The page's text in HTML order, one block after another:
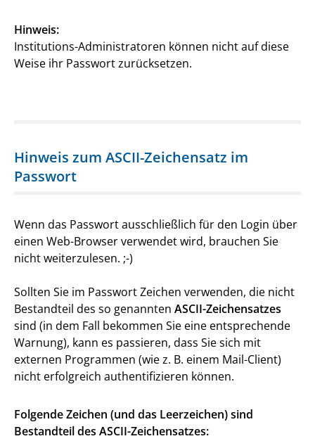
Hinweis:
Institutions-Administratoren können nicht auf diese
Weise ihr Passwort zurücksetzen.
Hinweis zum ASCII-Zeichensatz im
Passwort
Wenn das Passwort ausschließlich für den Login über
einen Web-Browser verwendet wird, brauchen Sie
nicht weiterzulesen. ;-)
Sollten Sie im Passwort Zeichen verwenden, die nicht
Bestandteil des so genannten ASCII-Zeichensatzes
sind (in dem Fall bekommen Sie eine entsprechende
Warnung), kann es passieren, dass Sie sich mit
externen Programmen (wie z. B. einem Mail-Client)
nicht erfolgreich authentifizieren können.
Folgende Zeichen (und das Leerzeichen) sind
Bestandteil des ASCII-Zeichensatzes: